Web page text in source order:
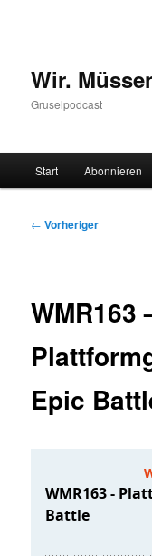
Wir.
Gruselpodcast
Start Abonnieren
Beitragsnavigation
← Vorheriger
WMR163
Epic